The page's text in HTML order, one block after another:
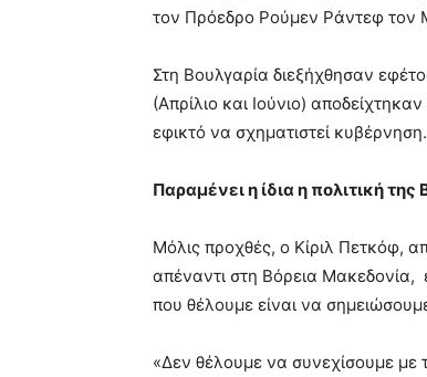
τον Πρόεδρο Ρούμεν Ράντεφ τον
Στη Βουλγαρία διεξήχθησαν
(Απρίλιο και Ιούνιο)
εφικτό να σχηματιστεί κυβέρνηση.
Παραμένει η ίδια η πολιτική
Μόλις προχθές, ο Κίριλ Πετκόφ,
απέναντι στη Βόρεια Μακεδονία,
που θέλουμε είναι να
«Δεν θέλουμε να συνεχίσουμε